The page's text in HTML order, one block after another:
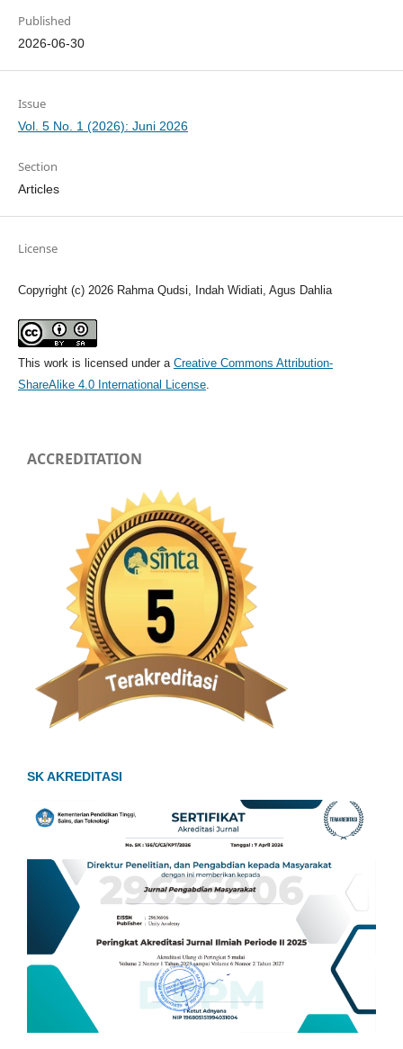
Published
2026-06-30
Issue
Vol. 5 No. 1 (2026): Juni 2026
Section
Articles
License
Copyright (c) 2026 Rahma Qudsi, Indah Widiati, Agus Dahlia
This work is licensed under a Creative Commons Attribution-
ShareAlike 4.0 International License.
ACCREDITATION
SK AKREDITASI